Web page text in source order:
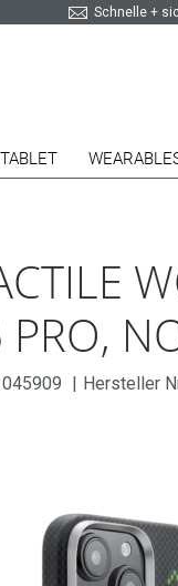
Schnelle +
TABLET
| Hersteller